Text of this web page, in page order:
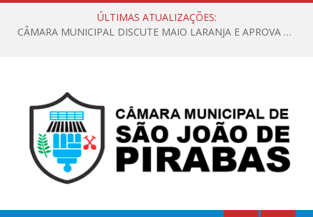
ÚLTIMAS ATUALIZAÇÕES:
CÂMARA MUNICIPAL DISCUTE MAIO LARANJA E APROVA REQUERIMENTO SOBRE SINALIZAÇÃO URBANA